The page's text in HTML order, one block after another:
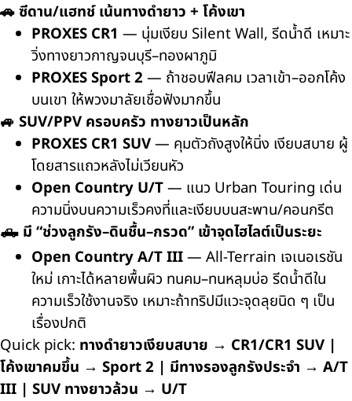
🚗 ซีดาน/แฮทช์ เน้นทางดำยาว + โค้งเขา
PROXES CR1 — นุ่มเงียบ Silent Wall, รีดน้ำดี เหมาะ
วิ่งทางยาวกาญจนบุรี–ทองผาภูมิ
PROXES Sport 2 — ถ้าชอบฟีลคม เวลาเข้า–ออกโค้ง
บนเขา ให้พวงมาลัยเชื่อฟังมากขึ้น
🚙 SUV/PPV ครอบครัว ทางยาวเป็นหลัก
PROXES CR1 SUV— คุมตัวถังสูงให้นิ่ง เงียบสบาย ผู้
โดยสารแถวหลังไม่เวียนหัว
Open Country U/T— แนว Urban Touring เด่น
ความนิ่งบนความเร็วคงที่และเงียบบนสะพาน/คอนกรีต
🛻 มี “ช่วงลูกรัง–ดินชื้น–กรวด” เข้าจุดไฮไลต์เป็นระยะ
Open Country A/T III— All-Terrain เจเนอเรชัน
ใหม่ เกาะได้หลายพื้นผิว ทนคม–ทนหลุมบ่อ รีดน้ำดีใน
ความเร็วใช้งานจริง เหมาะถ้าทริปมีแวะจุดลุยนิด ๆ เป็น
เรื่องปกติ
Quick pick: ทางดำยาวเงียบสบาย → CR1/CR1 SUV |
โค้งเขาคมขึ้น → Sport 2 | มีทางรองลูกรังประจำ → A/T
III | SUV ทางยาวล้วน → U/T